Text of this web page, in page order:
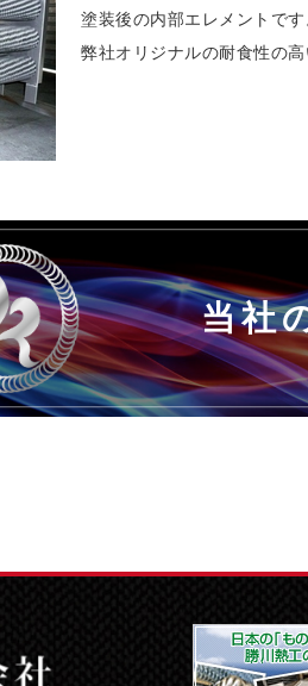
塗装後の内部エレメントです
弊社オリジナルの耐食性の
当社